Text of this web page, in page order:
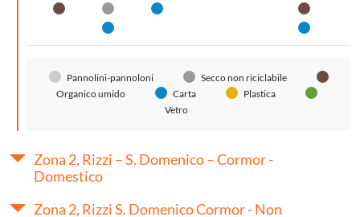
Organico umidoSecco non riciclabile
Carta
Carta
Carta
Pannolini-pannoloni
Secco non riciclabile
Organico umido
Carta
Plastica
Vetro
Zona 2, Rizzi – S. Domenico – Cormor -
Domestico
Zona 2, Rizzi S. Domenico Cormor - Non